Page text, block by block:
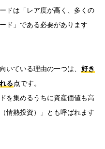
ドは「レア度が高く、多くの
ド」である必要があります
いている理由の一つは、 好き
る点です。
を集めるうちに資産価値も高
情熱投資）」とも呼ばれます